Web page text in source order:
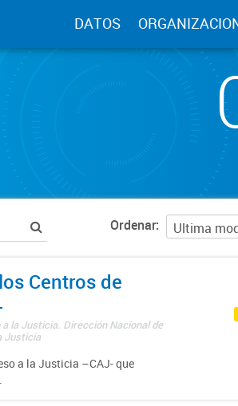
DATOS
Ordenar
Centros de
la Justicia. Dirección Nacional de
Justicia
a la Justicia –CAJ- que